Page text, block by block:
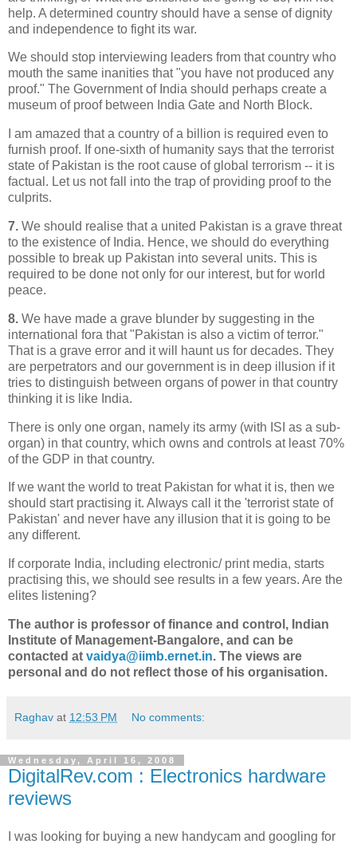
help. A determined country should have a sense of dignity
and independence to fight its war.
We should stop interviewing leaders from that country who
mouth the same inanities that "you have not produced any
proof." The Government of India should perhaps create a
museum of proof between India Gate and North Block.
I am amazed that a country of a billion is required even to
furnish proof. If one-sixth of humanity says that the terrorist
state of Pakistan is the root cause of global terrorism -- it is
factual. Let us not fall into the trap of providing proof to the
culprits.
7. We should realise that a united Pakistan is a grave threat
to the existence of India. Hence, we should do everything
possible to break up Pakistan into several units. This is
required to be done not only for our interest, but for world
peace.
8. We have made a grave blunder by suggesting in the
international fora that "Pakistan is also a victim of terror."
That is a grave error and it will haunt us for decades. They
are perpetrators and our government is in deep illusion if it
tries to distinguish between organs of power in that country
thinking it is like India.
There is only one organ, namely its army (with ISI as a sub-
organ) in that country, which owns and controls at least 70%
of the GDP in that country.
If we want the world to treat Pakistan for what it is, then we
should start practising it. Always call it the 'terrorist state of
Pakistan' and never have any illusion that it is going to be
any different.
If corporate India, including electronic/ print media, starts
practising this, we should see results in a few years. Are the
elites listening?
The author is professor of finance and control, Indian
Institute of Management-Bangalore, and can be
contacted at vaidya@iimb.ernet.in. The views are
personal and do not reflect those of his organisation.
Raghav at 12:53 PM No comments:
Wednesday, April 16, 2008
DigitalRev.com : Electronics hardware
reviews
I was looking for buying a new handycam and googling for